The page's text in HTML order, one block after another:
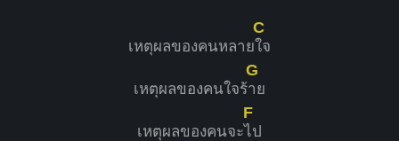
เหตุผลของคนหลาย
C
ใจ
เหตุผลของคนใจร้
G
าย
เหตุผลของคนจะ
F
ไป